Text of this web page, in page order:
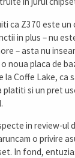
ca Z370 este
in plus – nu
– asta nu
noua placa de
la Coffe Lake, ca
platiti si un pret
in review-ul
o privire
In fond,